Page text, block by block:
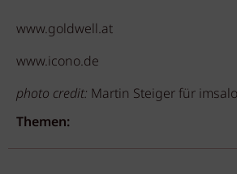
www.goldwell.at
www.icono.de
photo credit: Martin Steiger für
Themen: